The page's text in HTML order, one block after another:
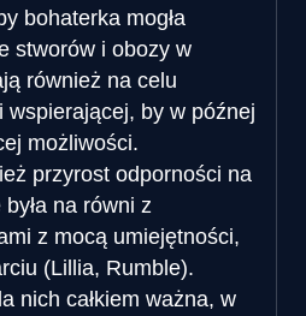
bohaterka mogła
stworów i obozy w
również na celu
wspierającej, by w późnej
możliwości.
przyrost odporności na
na równi z
z mocą umiejętności,
(Lillia, Rumble).
nich całkiem ważna, w